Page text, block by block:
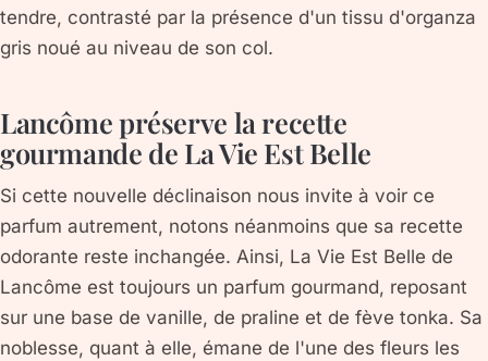
tendre, contrasté par la présence d'un tissu d'organza
gris noué au niveau de son col.
Lancôme préserve la recette
gourmande de La Vie Est Belle
Si cette nouvelle déclinaison nous invite à voir ce
parfum autrement, notons néanmoins que sa recette
odorante reste inchangée. Ainsi, La Vie Est Belle de
Lancôme est toujours un parfum gourmand, reposant
sur une base de vanille, de praline et de fève tonka. Sa
noblesse, quant à elle, émane de l'une des fleurs les